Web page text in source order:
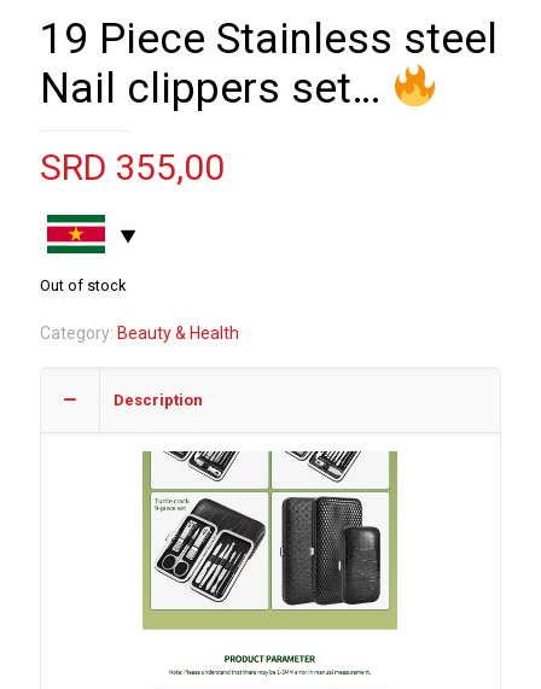
19 Piece Stainless steel
Nail clippers set…
SRD 355,00
Out of stock
Category: Beauty & Health
Description